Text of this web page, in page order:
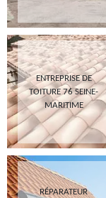
ENTREPRISE DE
TOITURE 76 SEINE-
MARITIME
RÉPARATEUR